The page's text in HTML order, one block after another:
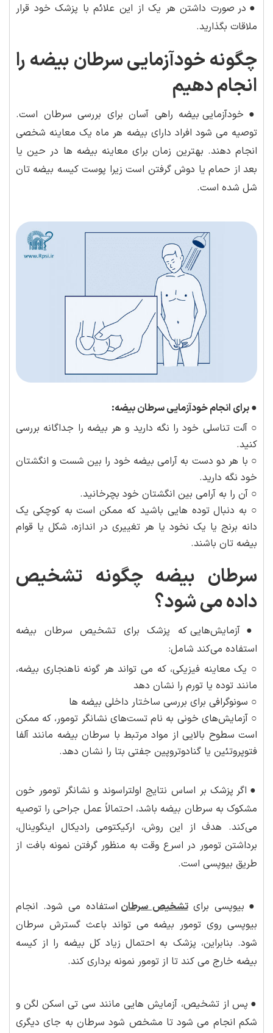
● در صورت داشتن هر یک از این علائم با پزشک خود قرار
ملاقات بگذارید.
چگونه خودآزمایی سرطان بیضه را
انجام دهیم
● خودآزمایی بیضه راهی آسان برای بررسی سرطان است.
توصیه می شود افراد دارای بیضه هر ماه یک معاینه شخصی
انجام دهند. بهترین زمان برای معاینه بیضه ها در حین یا
بعد از حمام یا دوش گرفتن است زیرا پوست کیسه بیضه تان
شل شده است.
●برای انجام خودآزمایی سرطان بیضه:
○ آلت تناسلی خود را نگه دارید و هر بیضه را جداگانه بررسی
کنید.
○ با هر دو دست به آرامی بیضه خود را بین شست و انگشتان
خود نگه دارید.
○ آن را به آرامی بین انگشتان خود بچرخانید.
○ به دنبال توده هایی باشید که ممکن است به کوچکی یک
دانه برنج یا یک نخود یا هر تغییری در اندازه، شکل یا قوام
بیضه تان باشند.
سرطان بیضه چگونه تشخیص
داده می شود؟
●آزمایش‌هایی که پزشک برای تشخیص سرطان بیضه
استفاده می‌کند شامل:
○ یک معاینه فیزیکی، که می تواند هر گونه ناهنجاری بیضه،
مانند توده یا تورم را نشان دهد
○ سونوگرافی برای بررسی ساختار داخلی بیضه ها
○ آزمایش‌های خونی به نام تست‌های نشانگر تومور، که ممکن
است سطوح بالایی از مواد مرتبط با سرطان بیضه مانند آلفا
فتوپروتئین یا گنادوتروپین جفتی بتا را نشان دهد.
● اگر پزشک بر اساس نتایج اولتراسوند و نشانگر تومور خون
مشکوک به سرطان بیضه باشد، احتمالاً عمل جراحی را توصیه
می‌کند. هدف از این روش، ارکیکتومی رادیکال اینگوینال،
برداشتن تومور در اسرع وقت به منظور گرفتن نمونه بافت از
طریق بیوپسی است.
● بیوپسی برایتشخیص سرطان استفاده می شود. انجام
بیوپسی روی تومور بیضه می تواند باعث گسترش سرطان
شود. بنابراین، پزشک به احتمال زیاد کل بیضه را از کیسه
بیضه خارج می کند تا از تومور نمونه برداری کند.
● پس از تشخیص، آزمایش هایی مانند سی تی اسکن لگن و
شکم انجام می شود تا مشخص شود سرطان به جای دیگری